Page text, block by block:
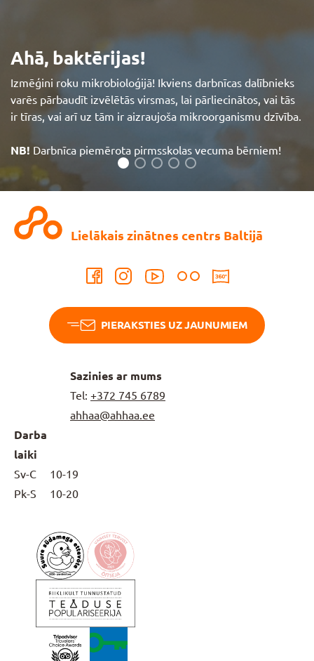
Ahā, baktērijas!
Izmēģini roku mikrobioloģijā! Ikviens darbnīcas dalībnieks
varēs pārbaudīt izvēlētās virsmas, lai pārliecinātos, vai tās
ir tīras, vai arī uz tām ir aizraujoša mikroorganismu dzīvība.
NB! Darbnīca piemērota pirmsskolas vecuma bērniem!
Lielākais zinātnes centrs Baltijā
PIERAKSTIES UZ JAUNUMIEM
Sazinies ar mums
Tel: +372 745 6789
ahhaa@ahhaa.ee
Darba
laiki
Sv-C
10-19
Pk-S
10-20